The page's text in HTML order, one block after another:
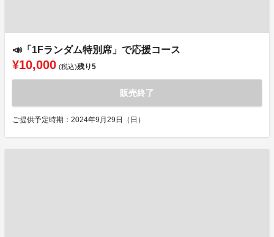
📣「1Fランダム特別席」で応援コース
¥10,000 (税込)残り5
販売終了
ご提供予定時期：2024年9月29日（日）